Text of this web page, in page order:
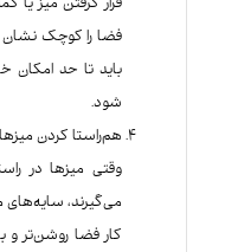
قرار گرفتن میز یا
فضا را کوچک‌ نشان
باید تا حد امکان
شود.
هم‌راستا کردن
وقتی میزها در
می‌گیرند، سایه‌های
کار فضا روشن‌تر و